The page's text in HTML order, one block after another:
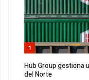
1
Hub Group gestiona
del Norte